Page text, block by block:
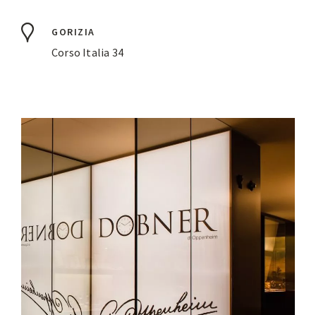
GORIZIA
Corso Italia 34